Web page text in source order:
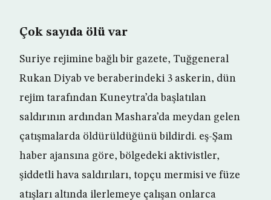
Çok sayıda ölü var
Suriye rejimine bağlı bir gazete, Tuğgeneral
Rukan Diyab ve beraberindeki 3 askerin, dün
rejim tarafından Kuneytra’da başlatılan
saldırının ardından Mashara’da meydan gelen
çatışmalarda öldürüldüğünü bildirdi. eş-Şam
haber ajansına göre, bölgedeki aktivistler,
şiddetli hava saldırıları, topçu mermisi ve füze
atışları altında ilerlemeye çalışan onlarca